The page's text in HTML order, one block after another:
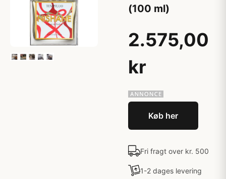
(100 ml)
2.575,00
kr
Køb her
Fri fragt over kr. 500
1-2 dages levering